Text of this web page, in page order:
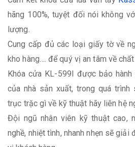
hãng 100%, tuyệt đối nói không
lượng.
Cung cấp đủ các loại giấy tờ về
kho hàng…. để quý vị an tâm về
Khóa cửa KL-599I được bảo
của nhà sản xuất, trong quá
trục trặc gì về kỹ thuật hãy liên hệ
Đội ngũ nhân viên kỹ thuật cao,
nghề, nhiệt tình, nhanh nhẹn sẽ giải